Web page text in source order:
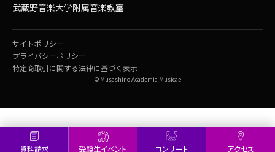
資料請求 受験生イベント コンサート アクセス
武蔵野音楽大学附属音楽教室
© Musashino Academia Musicae
サイトポリシー
プライバシーポリシー
特定商取引に関する法律に基づく表示